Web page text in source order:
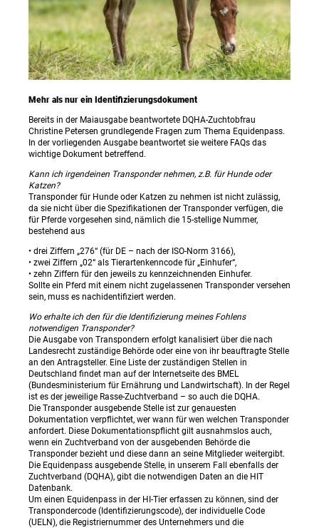
Mehr als nur ein Identifizierungsdokument
Bereits in der Maiausgabe beantwortete DQHA-Zuchtobfrau
Christine Petersen grundlegende Fragen zum Thema Equidenpass.
In der vorliegenden Ausgabe beantwortet sie weitere FAQs das
wichtige Dokument betreffend.
Kann ich irgendeinen Transponder nehmen, z.B. für Hunde oder
Katzen?
Transponder für Hunde oder Katzen zu nehmen ist nicht zulässig,
da sie nicht über die Spezifikationen der Transponder verfügen, die
für Pferde vorgesehen sind, nämlich die 15-stellige Nummer,
bestehend aus
• drei Ziffern „276“ (für DE – nach der ISO-Norm 3166),
• zwei Ziffern „02“ als Tierartenkenncode für „Einhufer“,
• zehn Ziffern für den jeweils zu kennzeichnenden Einhufer.
Sollte ein Pferd mit einem nicht zugelassenen Transponder versehen
sein, muss es nachidentifiziert werden.
Wo erhalte ich den für die Identifizierung meines Fohlens
notwendigen Transponder?
Die Ausgabe von Transpondern erfolgt kanalisiert über die nach
Landesrecht zuständige Behörde oder eine von ihr beauftragte Stelle
an den Antragsteller. Eine Liste der zuständigen Stellen in
Deutschland findet man auf der Internetseite des BMEL
(Bundesministerium für Ernährung und Landwirtschaft). In der Regel
ist es der jeweilige Rasse-Zuchtverband – so auch die DQHA.
Die Transponder ausgebende Stelle ist zur genauesten
Dokumentation verpflichtet, wer wann für wen welchen Transponder
anfordert. Diese Dokumentationspflicht gilt ausnahmslos auch,
wenn ein Zuchtverband von der ausgebenden Behörde die
Transponder bezieht und diese dann an seine Mitglieder weitergibt.
Die Equidenpass ausgebende Stelle, in unserem Fall ebenfalls der
Zuchtverband (DQHA), gibt die notwendigen Daten an die HIT
Datenbank.
Um einen Equidenpass in der HI-Tier erfassen zu können, sind der
Transpondercode (Identifizierungscode), der individuelle Code
(UELN), die Registriernummer des Unternehmers und die